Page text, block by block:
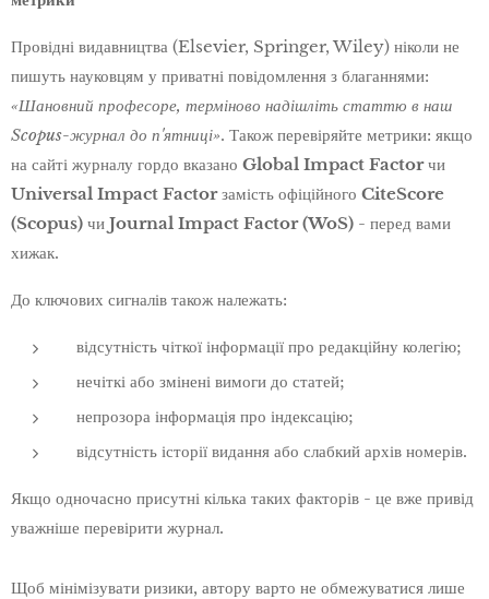
Провідні видавництва (Elsevier, Springer, Wiley) ніколи не
пишуть науковцям у приватні повідомлення з благаннями:
«Шановний професоре, терміново надішліть статтю в наш
Scopus-журнал до п'ятниці». Також перевіряйте метрики: якщо
на сайті журналу гордо вказано Global Impact Factorчи
Universal Impact Factorзамість офіційного CiteScore
(Scopus) чи Journal Impact Factor (WoS) - перед вами
хижак.
До ключових сигналів також належать:
відсутність чіткої інформації про редакційну колегію;
нечіткі або змінені вимоги до статей;
непрозора інформація про індексацію;
відсутність історії видання або слабкий архів номерів.
Якщо одночасно присутні кілька таких факторів - це вже привід
уважніше перевірити журнал.
Щоб мінімізувати ризики, автору варто не обмежуватися лише